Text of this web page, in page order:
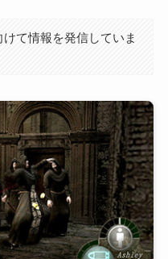
て情報を発信していま